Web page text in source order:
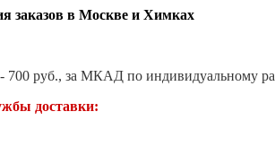
заказов в Москве и Химках
700 руб., за МКАД по индивидуальному
доставки: